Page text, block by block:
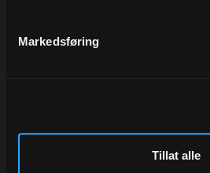
Markedsføring
Tillat alle
+47 333 00